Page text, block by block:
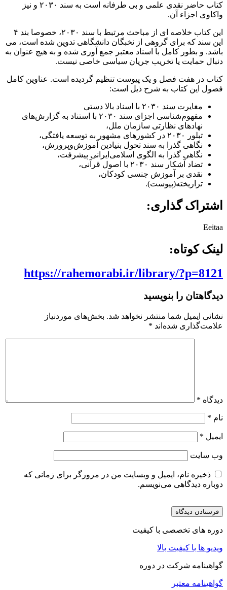
کتاب حاضر نقدی علمی و بی طرفانه است به سند ۲۰۳۰ و نیز
واکاوی اجزاء آن.
این کتاب خلاصه ای از مباحث مرتبط با سند ۲۰۳۰، خصوصا بند ۴
این سند که برای گروهی از نخبگان دانشگاهی تدوین شده است، می
باشد. و بطور کامل با اسناد معتبر جمع آوری شده و به هیچ عنوان به
دنبال حمایت یا تخریب جریان سیاسی خاصی نیست.
کتاب در هفت فصل و یک پیوست تنظیم گردیده است. عناوین کامل
فصول این کتاب به شرح ذیل است:
مغایرت سند ۲۰۳۰ با اسناد بالا دستی
مفهوم‌شناسی اجزای سند ۲۰۳۰ با استناد به گزارش‌های
نهادهای نظارتی سازمان ملل،
تبلور ۲۰۳۰ در کشورهای مشهور به توسعه یافتگی،
نگاهی گذرا به سند تحول بنیادین آموزش‌وپرورش،
نگاهی گذرا به الگوی اسلامی‌ایرانی پیشرفت،
تضاد آشکار سند ۲۰۳۰ با اصول قرآنی،
نقدی بر آموزش جنسی کودکان،
تراریخته(پیوست).
اشتراک گذاری:
Eeitaa
لینک کوتاه:
https://rahemorabi.ir/library/?p=8121
دیدگاهتان را بنویسید
نشانی ایمیل شما منتشر نخواهد شد. بخش‌های موردنیاز
علامت‌گذاری شده‌اند *
دیدگاه *
نام *
ایمیل *
وب‌ سایت
ذخیره نام، ایمیل و وبسایت من در مرورگر برای زمانی که
دوباره دیدگاهی می‌نویسم.
دوره های تخصصی با کیفیت
ویدیو ها با کیفیت بالا
گواهینامه شرکت در دوره
گواهینامه معتبر